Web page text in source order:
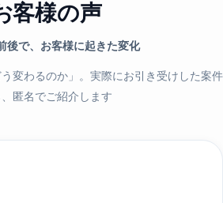
客様の声
後で、お客様に起きた変化
う変わるのか」。実際にお引き受けした案件
匿名でご紹介します